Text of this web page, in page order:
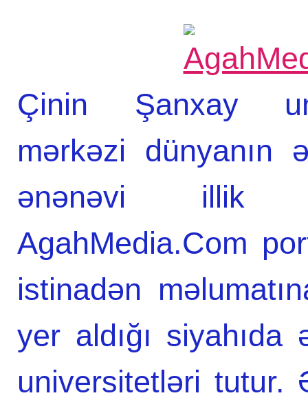
Çinin Şanxay
mərkəzi dünyanın
ənənəvi illik
AgahMedia.Com
istinadən
yer aldığı
universitetləri tutur.